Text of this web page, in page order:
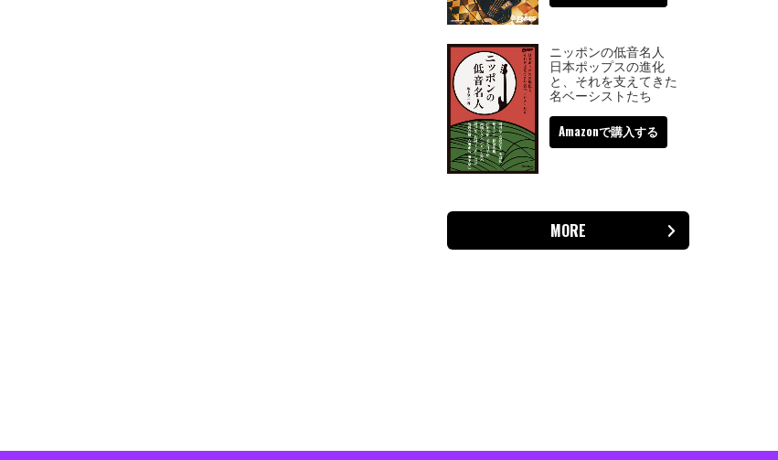
ニッポンの低音名人
日本ポップスの進化
と、それを支えてきた
名ベーシストたち
Amazonで購入する
MORE